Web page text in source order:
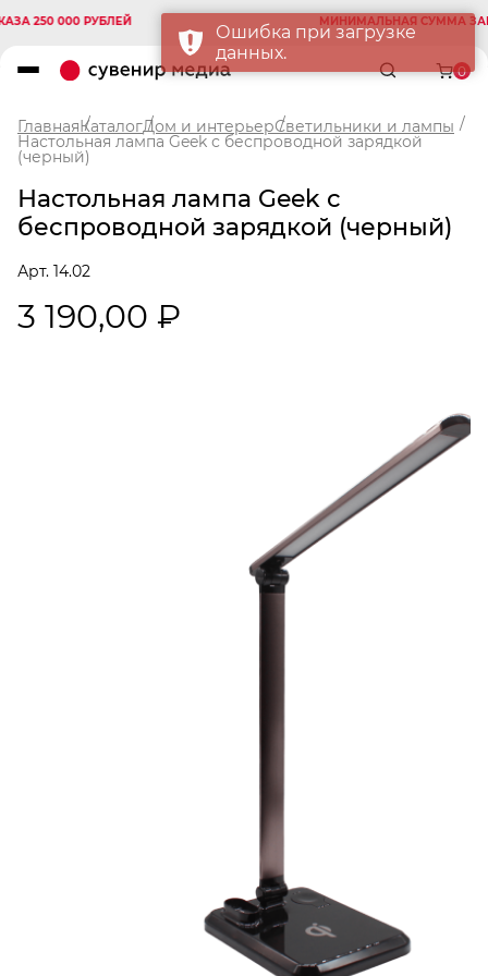
250 000 РУБЛЕЙ МИНИМАЛЬНАЯ СУММА
0
ГлавнаяКаталогДом и интерьерСветильники и лампы
Настольная лампа Geek с беспроводной зарядкой
(черный)
Настольная лампа Geek с
беспроводной зарядкой (черный)
Арт. 14.02
3 190,00 ₽
Ошибка при загрузке
данных.